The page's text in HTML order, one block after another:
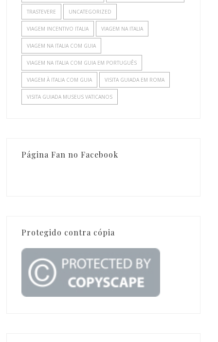
TRASTEVERE UNCATEGORIZED
VIAGEM INCENTIVO ITALIA VIAGEM NA ITALIA
VIAGEM NA ITALIA COM GUIA
VIAGEM NA ITALIA COM GUIA EM PORTUGUÊS
VIAGEM À ITALIA COM GUIA VISITA GUIADA EM ROMA
VISITA GUIADA MUSEUS VATICANOS
Página Fan no Facebook
Protegido contra cópia